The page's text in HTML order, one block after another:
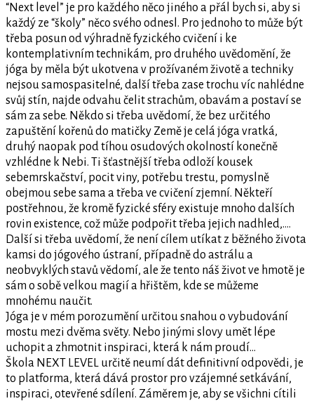
“Next level” je pro každého něco jiného a přál bych si, aby si
každý ze “školy” něco svého odnesl. Pro jednoho to může být
třeba posun od výhradně fyzického cvičení i ke
kontemplativním technikám, pro druhého uvědomění, že
jóga by měla být ukotvena v prožívaném životě a techniky
nejsou samospasitelné, další třeba zase trochu víc nahlédne
svůj stín, najde odvahu čelit strachům, obavám a postaví se
sám za sebe. Někdo si třeba uvědomí, že bez určitého
zapuštění kořenů do matičky Země je celá jóga vratká,
druhý naopak pod tíhou osudových okolností konečně
vzhlédne k Nebi. Ti šťastnější třeba odloží kousek
sebemrskačství, pocit viny, potřebu trestu, pomyslně
obejmou sebe sama a třeba ve cvičení zjemní. Někteří
postřehnou, že kromě fyzické sféry existuje mnoho dalších
rovin existence, což může podpořit třeba jejich nadhled,….
Další si třeba uvědomí, že není cílem utíkat z běžného života
kamsi do jógového ústraní, případně do astrálu a
neobvyklých stavů vědomí, ale že tento náš život ve hmotě je
sám o sobě velkou magií a hřištěm, kde se můžeme
mnohému naučit.
Jóga je v mém porozumění určitou snahou o vybudování
mostu mezi dvěma světy. Nebo jinými slovy umět lépe
uchopit a zhmotnit inspiraci, která k nám proudí…
Škola NEXT LEVEL určitě neumí dát definitivní odpovědi, je
to platforma, která dává prostor pro vzájemné setkávání,
inspiraci, otevřené sdílení. Záměrem je, aby se všichni cítili